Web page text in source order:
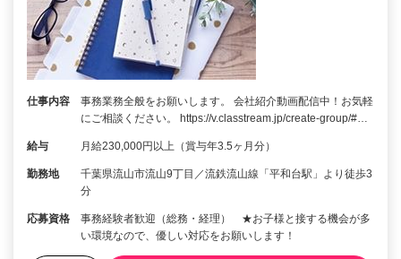
仕事内容
事務業務全般をお願いします。 会社紹介動画配信中！お気軽
にご相談ください。 https://v.classtream.jp/create-group/#…
給与 月給230,000円以上（賞与年3.5ヶ月分）
勤務地
千葉県流山市流山9丁目／流鉄流山線「平和台駅」より徒歩3
分
応募資格
事務経験者歓迎（総務・経理） ★お子様と接する機会が多
い環境なので、優しい対応をお願いします！